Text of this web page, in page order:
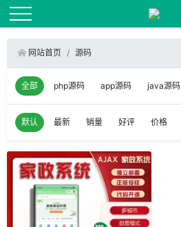
网站首页 源码
全部 php源码 app源码 java源码
默认 最新 销量 好评 价格